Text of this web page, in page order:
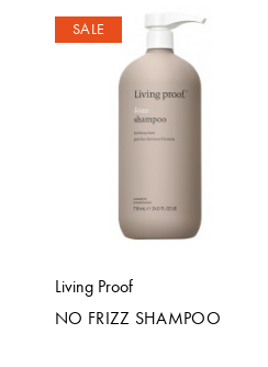
SALE
Living Proof
NO FRIZZ SHAMPOO